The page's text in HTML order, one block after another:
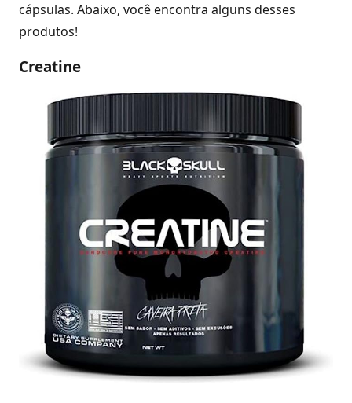
cápsulas. Abaixo, você encontra alguns desses
produtos!
Creatine